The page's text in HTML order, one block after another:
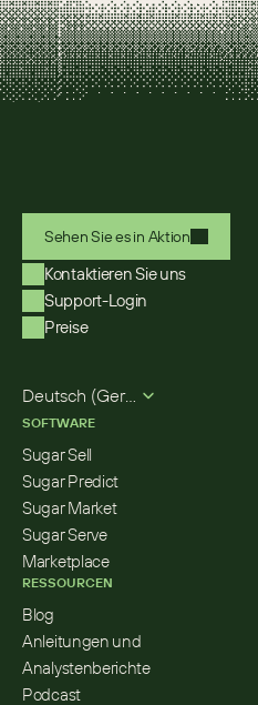
Sehen Sie es in Aktion
Kontaktieren Sie uns
Support-Login
Preise
Deutsch (German)
SOFTWARE
Sugar Sell
Sugar Predict
Sugar Market
Sugar Serve
Marketplace
RESSOURCEN
Blog
Anleitungen und
Analystenberichte
Podcast